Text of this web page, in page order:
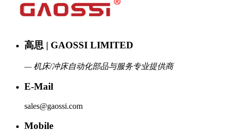
高思 | GAOSSI LIMITED
— 机床/冲床自动化部品与服务专业提供商
E-Mail
sales@gaossi.com
Mobile